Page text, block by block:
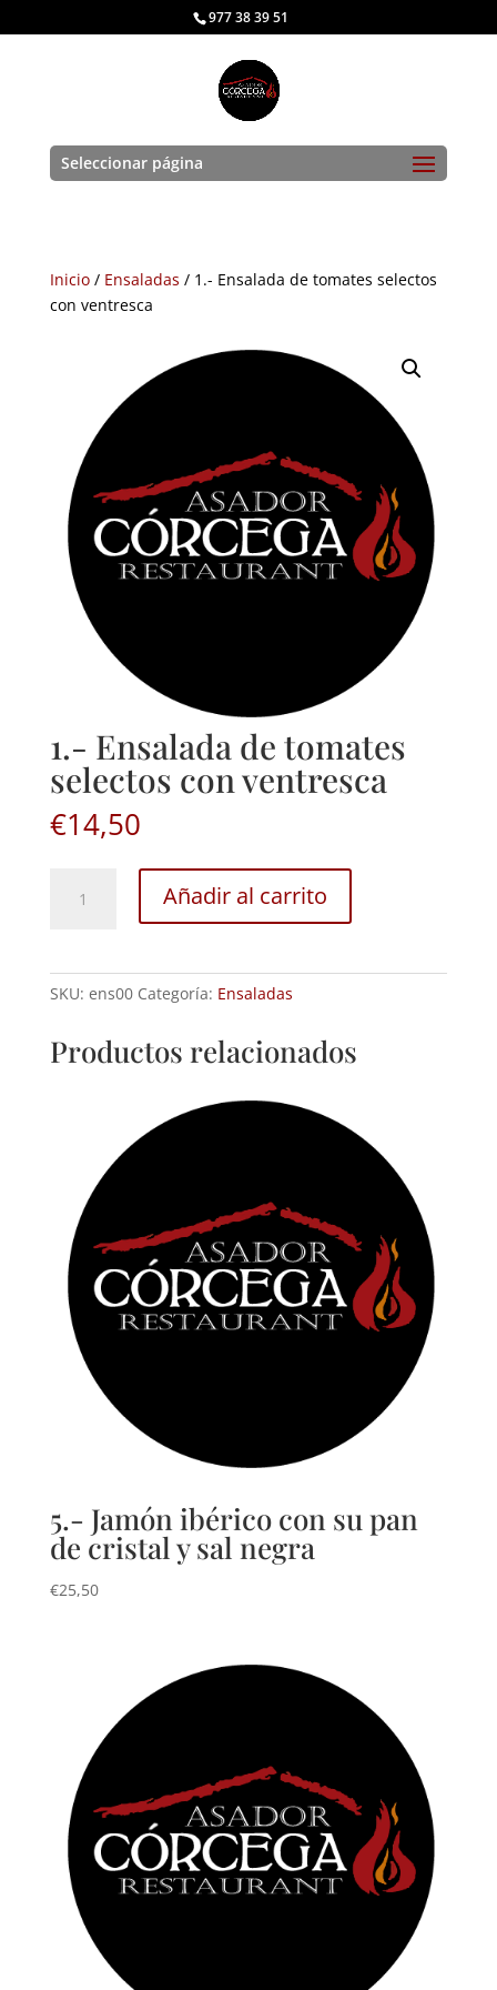
977 38 39 51
Seleccionar página
Inicio/ Ensaladas / 1.- Ensalada de tomates selectos
con ventresca
1.- Ensalada de tomates
selectos con ventresca
€14,50
Ensalada
cantidad
Añadir al carrito
SKU: ens00 Categoría: Ensaladas
Productos relacionados
5.- Jamón ibérico con su pan
de cristal y sal negra
€25,50